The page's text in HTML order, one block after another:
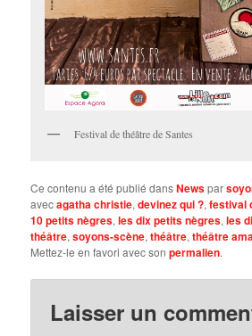
Festival de théâtre de Santes
Ce contenu a été publié dansNewspar
avecagatha christie,devinez qui ?,festival
10 petits nègres,les dix petits nègres,les
théâtre,soyons-scène,théâtre,théâtre
Mettez-le en favori avec sonpermalien.
Laisser un